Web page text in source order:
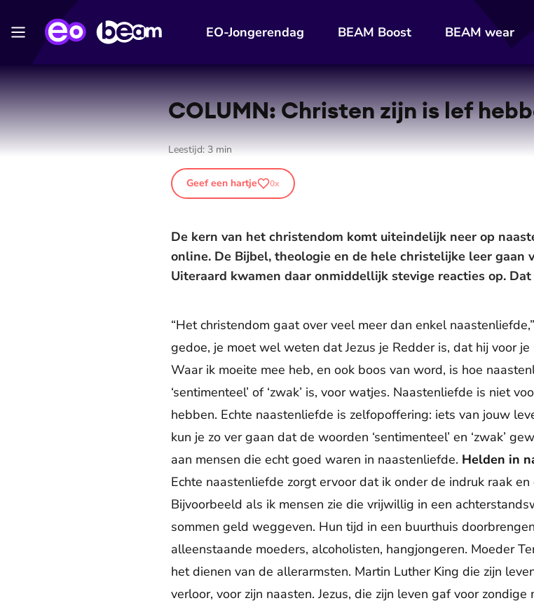
EO-Jongerendag BEAM Boost BEAM wear
COLUMN: Christen zijn is lef
Leestijd: 3 min
Geef een hartje 0x
De kern van het christendom komt uiteindelijk neer op
online. De Bijbel, theologie en de hele christelijke leer gaan
Uiteraard kwamen daar onmiddellijk stevige reacties op.
“Het christendom gaat over veel meer dan enkel
gedoe, je moet wel weten dat Jezus je Redder is, dat hij voor
Waar ik moeite mee heb, en ook boos van word, is hoe
‘sentimenteel’ of ‘zwak’ is, voor watjes. Naastenliefde is niet
hebben. Echte naastenliefde is zelfopoffering: iets van jouw
kun je zo ver gaan dat de woorden ‘sentimenteel’ en ‘zwak’
aan mensen die echt goed waren in naastenliefde. Helden in
Echte naastenliefde zorgt ervoor dat ik onder de indruk raak
Bijvoorbeeld als ik mensen zie die vrijwillig in een
sommen geld weggeven. Hun tijd in een buurthuis
alleenstaande moeders, alcoholisten, hangjongeren. Moeder
het dienen van de allerarmsten. Martin Luther King die zijn
verloor, voor zijn naasten. Jezus, die zijn leven gaf voor